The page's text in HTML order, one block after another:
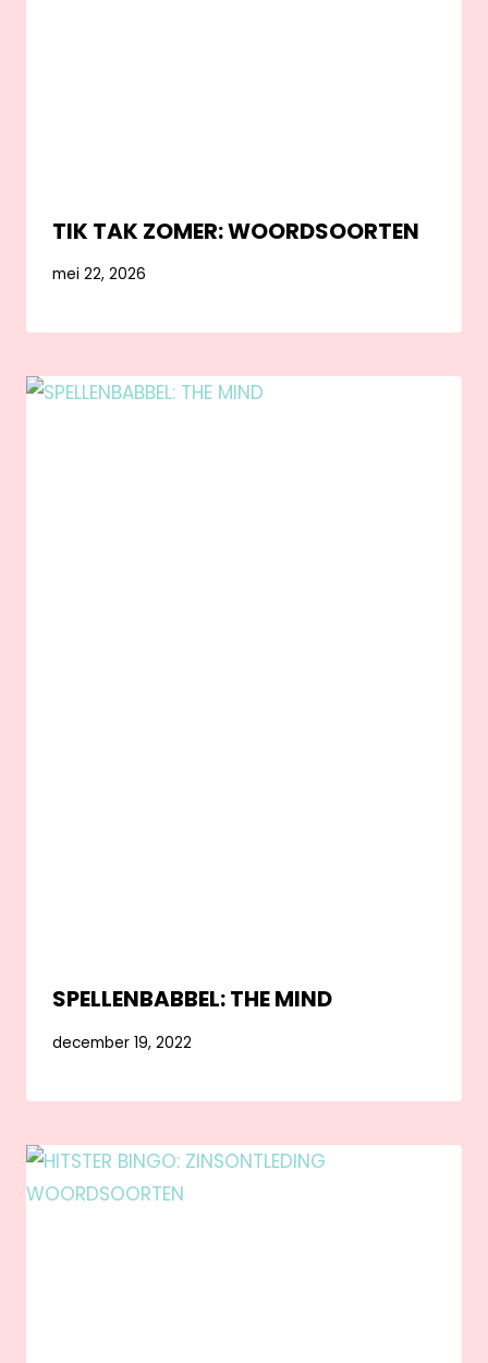
TIK TAK ZOMER: WOORDSOORTEN
mei 22, 2026
SPELLENBABBEL: THE MIND
december 19, 2022